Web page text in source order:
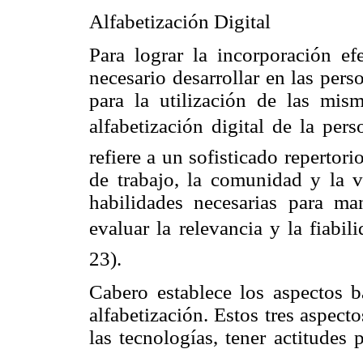
Alfabetización Digital
Para lograr la incorporación
necesario desarrollar en las
para la utilización de las
alfabetización digital de la
refiere a un sofisticado
de trabajo, la comunidad y la
habilidades necesarias para
evaluar la relevancia y la
23).
Cabero establece los aspectos
alfabetización. Estos tres
las tecnologías, tener